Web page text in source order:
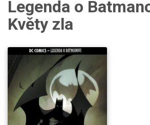
Legenda o
Květy zla